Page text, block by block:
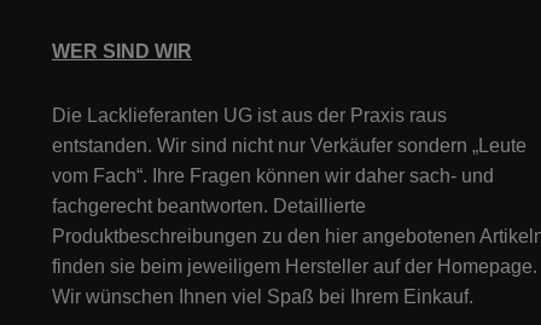
WER SIND WIR
Die Lacklieferanten UG ist aus der Praxis raus
entstanden. Wir sind nicht nur Verkäufer sondern „Leute
vom Fach“. Ihre Fragen können wir daher sach- und
fachgerecht beantworten. Detaillierte
Produktbeschreibungen zu den hier angebotenen
finden sie beim jeweiligem Hersteller auf der Homepage.
Wir wünschen Ihnen viel Spaß bei Ihrem Einkauf.